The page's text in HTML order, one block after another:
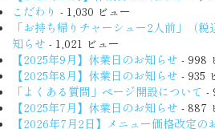
こだわり - 1,030 ビュー
「お持ち帰りチャーシュー2人前」（
知らせ - 1,021 ビュー
【2025年9月】休業日のお知らせ - 998
【2025年8月】休業日のお知らせ - 935
「よくある質問」ページ開設について -
【2025年7月】休業日のお知らせ - 887
【2026年7月2日】メニュー価格改定の